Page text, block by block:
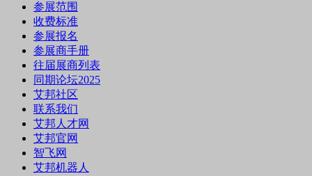
参展范围
收费标准
参展报名
参展商手册
往届展商列表
同期论坛2025
艾邦社区
联系我们
艾邦人才网
艾邦官网
智飞网
艾邦机器人